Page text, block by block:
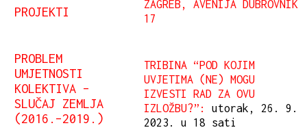
PROJEKTI
PROBLEM
UMJETNOSTI
KOLEKTIVA –
SLUČAJ ZEMLJA
(2016.–2019.)
ZAGREB, AVENIJA DUBROVNIK
17
TRIBINA “POD KOJIM
UVJETIMA (NE) MOGU
IZVESTI RAD ZA OVU
IZLOŽBU?”:
utorak, 26. 9.
2023. u 18 sati